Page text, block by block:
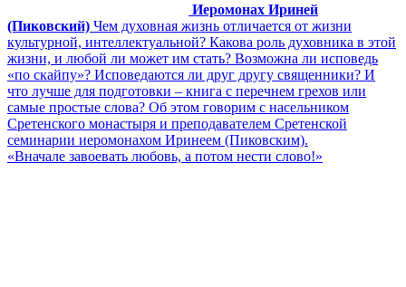
Иеромонах Ириней
(Пиковский) Чем духовная жизнь отличается от жизни
культурной, интеллектуальной? Какова роль духовника в этой
жизни, и любой ли может им стать? Возможна ли исповедь
«по скайпу»? Исповедаются ли друг другу священники? И
что лучше для подготовки – книга с перечнем грехов или
самые простые слова? Об этом говорим с насельником
Сретенского монастыря и преподавателем Сретенской
семинарии иеромонахом Иринеем (Пиковским).
«Вначале завоевать любовь, а потом нести слово!»